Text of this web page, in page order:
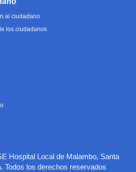
al ciudadano
los ciudadanos
Hospital Local de Malambo, Santa
Todos los derechos reservados